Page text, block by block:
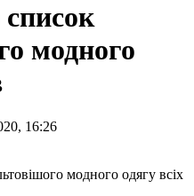
модного
16:26